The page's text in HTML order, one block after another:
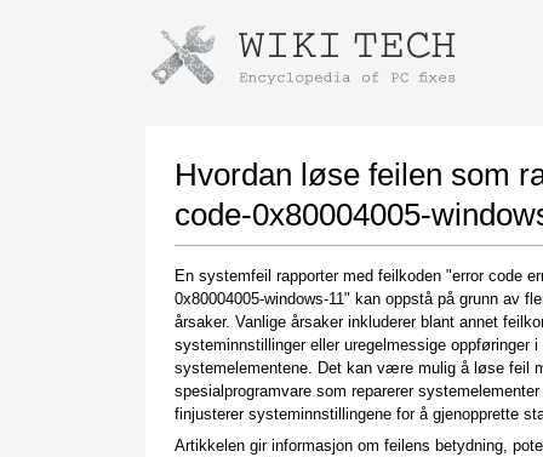
Hvordan løse feilen som
code-0x80004005-
En systemfeil rapporter med feilkoden "error code
0x80004005-windows-11" kan oppstå på grunn av
årsaker. Vanlige årsaker inkluderer blant annet
systeminnstillinger eller uregelmessige oppføringer i
systemelementene. Det kan være mulig å løse feil
spesialprogramvare som reparerer systemelementer
finjusterer systeminnstillingene for å gjenopprette
Artikkelen gir informasjon om feilens betydning,
Instructions for downloading using
Once the download is complete, click on the
downloaded file link